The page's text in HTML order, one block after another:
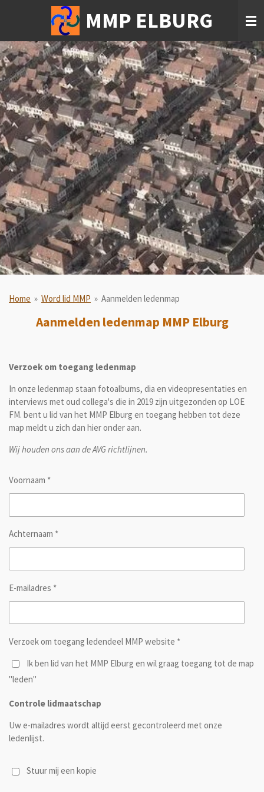
de
hoofdinhoud
MMP ELBURG
Home » Word lid MMP » Aanmelden ledenmap
Aanmelden ledenmap MMP Elburg
Verzoek om toegang ledenmap
In onze ledenmap staan fotoalbums, dia en videopresentaties en
interviews met oud collega's die in 2019 zijn uitgezonden op LOE
FM. bent u lid van het MMP Elburg en toegang hebben tot deze
map meldt u zich dan hier onder aan.
Wij houden ons aan de AVG richtlijnen.
Voornaam *
Achternaam *
E-mailadres *
Verzoek om toegang ledendeel MMP website *
Ik ben lid van het MMP Elburg en wil graag toegang tot de map
"leden"
Controle lidmaatschap
Uw e-mailadres wordt altijd eerst gecontroleerd met onze
ledenlijst.
Stuur mij een kopie